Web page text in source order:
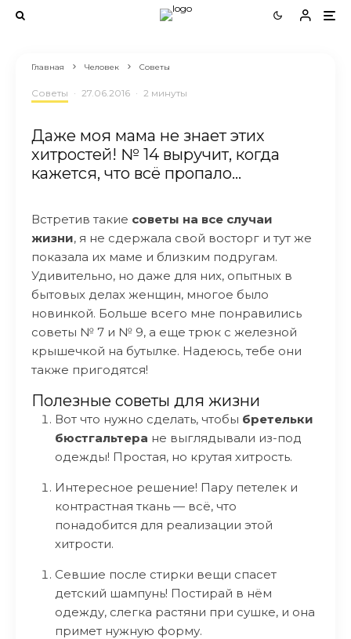
Главная Человек Советы
Советы · 27.06.2016 · 2 минуты
Даже моя мама не знает этих
хитростей! № 14 выручит, когда
кажется, что всё пропало…
Встретив такие советы на все случаи
жизни, я не сдержала свой восторг и тут же
показала их маме и близким подругам.
Удивительно, но даже для них, опытных в
бытовых делах женщин, многое было
новинкой. Больше всего мне понравились
советы № 7 и № 9, а еще трюк с железной
крышечкой на бутылке. Надеюсь, тебе они
также пригодятся!
Полезные советы для жизни
Вот что нужно сделать, чтобы бретельки
бюстгальтера не выглядывали из-под
одежды! Простая, но крутая хитрость.
Интересное решение! Пару петелек и
контрастная ткань — всё, что
понадобится для реализации этой
хитрости.
Севшие после стирки вещи спасет
детский шампунь! Постирай в нём
одежду, слегка растяни при сушке, и она
примет нужную форму.